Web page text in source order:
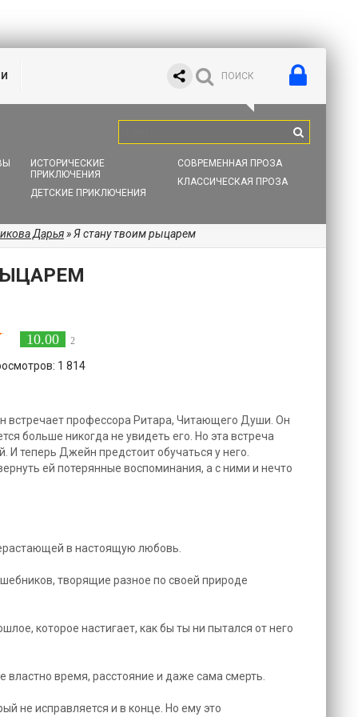
ИСТОРИЧЕСКИЕ
ПРИКЛЮЧЕНИЯ
ДЕТСКИЕ ПРИКЛЮЧЕНИЯ
СОВРЕМЕННАЯ ПРОЗА
КЛАССИЧЕСКАЯ ПРОЗА
Дарья» Я стану твоим рыцарем
10.00 2
1 814
встречает профессора Ритара, Читающего Души. Он
больше никогда не увидеть его. Но эта встреча
И теперь Джейн предстоит обучаться у него.
ей потерянные воспоминания, а с ними и нечто
в настоящую любовь.
творящие разное по своей природе
которое настигает, как бы ты ни пытался от него
властно время, расстояние и даже сама смерть.
не исправляется и в конце. Но ему это